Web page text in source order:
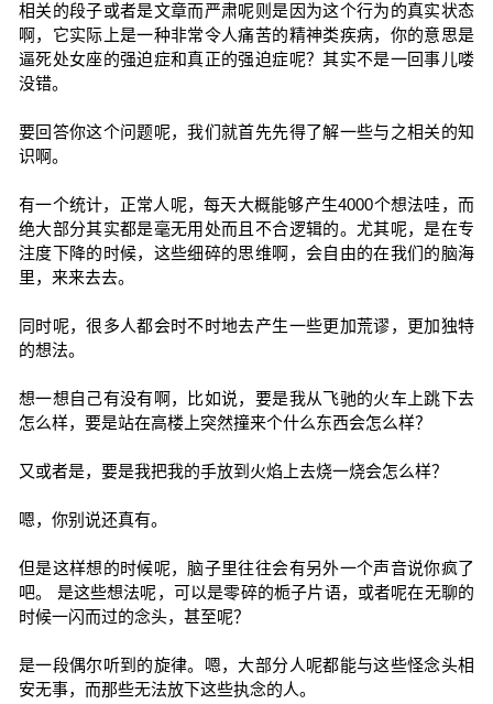
相关的段子或者是文章而严肃呢则是因为这个行为的真实状态
啊，它实际上是一种非常令人痛苦的精神类疾病，你的意思是
逼死处女座的强迫症和真正的强迫症呢？其实不是一回事儿喽
没错。
要回答你这个问题呢，我们就首先先得了解一些与之相关的知
识啊。
有一个统计，正常人呢，每天大概能够产生4000个想法哇，而
绝大部分其实都是毫无用处而且不合逻辑的。尤其呢，是在专
注度下降的时候，这些细碎的思维啊，会自由的在我们的脑海
里，来来去去。
同时呢，很多人都会时不时地去产生一些更加荒谬，更加独特
的想法。
想一想自己有没有啊，比如说，要是我从飞驰的火车上跳下去
怎么样，要是站在高楼上突然撞来个什么东西会怎么样？
又或者是，要是我把我的手放到火焰上去烧一烧会怎么样？
嗯，你别说还真有。
但是这样想的时候呢，脑子里往往会有另外一个声音说你疯了
吧。 是这些想法呢，可以是零碎的栀子片语，或者呢在无聊的
时候一闪而过的念头，甚至呢？
是一段偶尔听到的旋律。嗯，大部分人呢都能与这些怪念头相
安无事，而那些无法放下这些执念的人。